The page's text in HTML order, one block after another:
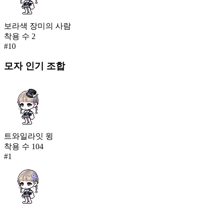
보라색 장미의 사람
착용 수 2
#10
모자인기 조합
트와일라잇 윙
착용 수 104
#1